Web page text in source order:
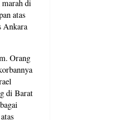
marah di
atas
Ankara
Orang
di Barat